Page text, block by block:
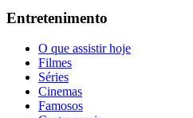
Entretenimento
O que assistir hoje
Filmes
Séries
Cinemas
Famosos